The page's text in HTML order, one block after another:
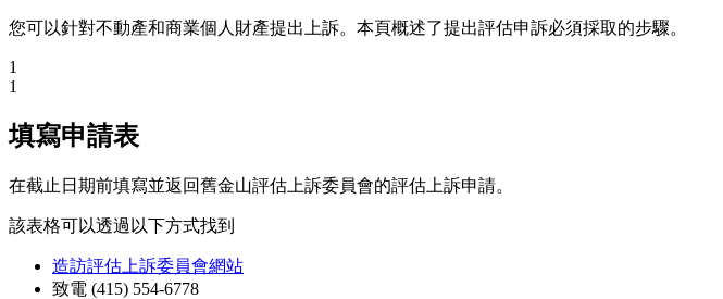
您可以針對不動產和商業個人財產提出上訴。本頁概述了提出評估申訴必須採取的步驟。
1
1
填寫申請表
在截止日期前填寫並返回舊金山評估上訴委員會的評估上訴申請。
該表格可以透過以下方式找到
造訪評估上訴委員會網站
致電 (415) 554-6778